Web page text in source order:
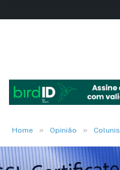
Home » Opinião »